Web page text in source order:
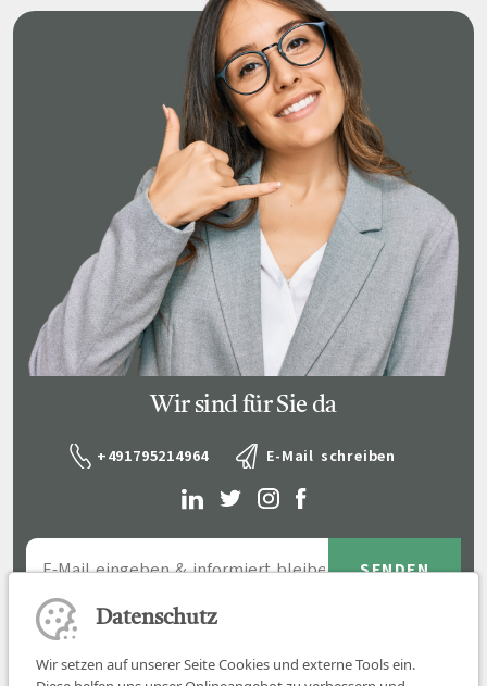
Wir sind für Sie da
+491795214964 E-Mail schreiben
Datenschutz
Wir setzen auf unserer Seite Cookies und externe Tools ein.